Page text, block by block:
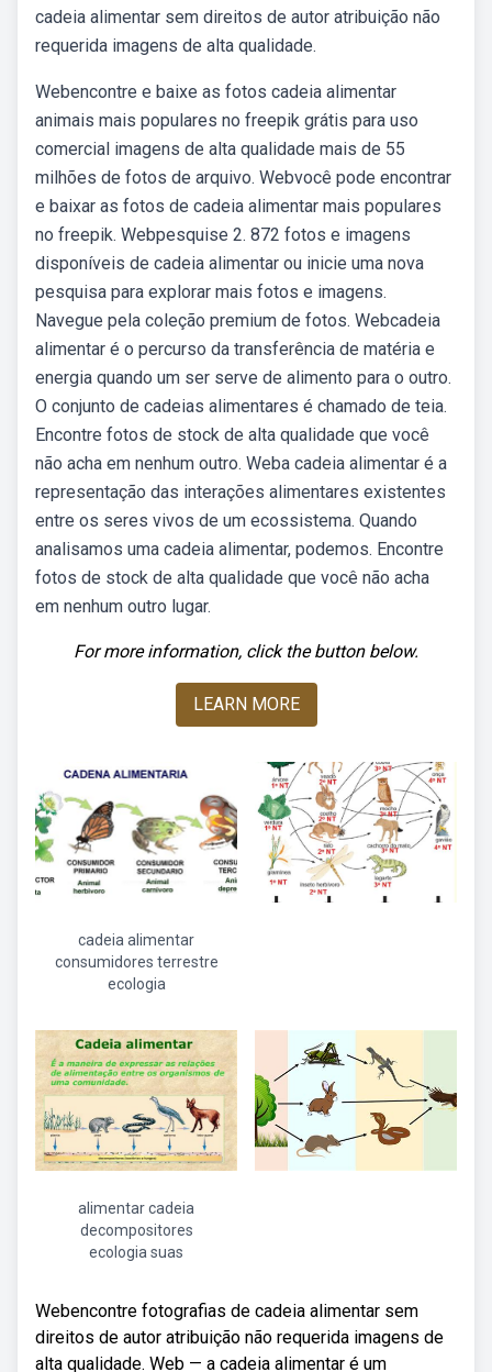
cadeia alimentar sem direitos de autor atribuição não
requerida imagens de alta qualidade.
Webencontre e baixe as fotos cadeia alimentar
animais mais populares no freepik grátis para uso
comercial imagens de alta qualidade mais de 55
milhões de fotos de arquivo. Webvocê pode encontrar
e baixar as fotos de cadeia alimentar mais populares
no freepik. Webpesquise 2. 872 fotos e imagens
disponíveis de cadeia alimentar ou inicie uma nova
pesquisa para explorar mais fotos e imagens.
Navegue pela coleção premium de fotos. Webcadeia
alimentar é o percurso da transferência de matéria e
energia quando um ser serve de alimento para o outro.
O conjunto de cadeias alimentares é chamado de teia.
Encontre fotos de stock de alta qualidade que você
não acha em nenhum outro. Weba cadeia alimentar é a
representação das interações alimentares existentes
entre os seres vivos de um ecossistema. Quando
analisamos uma cadeia alimentar, podemos. Encontre
fotos de stock de alta qualidade que você não acha
em nenhum outro lugar.
For more information, click the button below.
LEARN MORE
cadeia alimentar
consumidores terrestre
ecologia
alimentar cadeia
decompositores
ecologia suas
Webencontre fotografias de cadeia alimentar sem
direitos de autor atribuição não requerida imagens de
alta qualidade. Web — a cadeia alimentar é um